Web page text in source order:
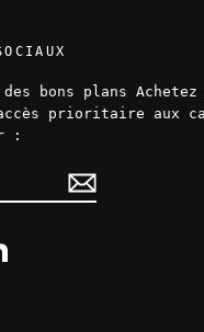
bons plans
prioritaire aux
:
LinkedIn